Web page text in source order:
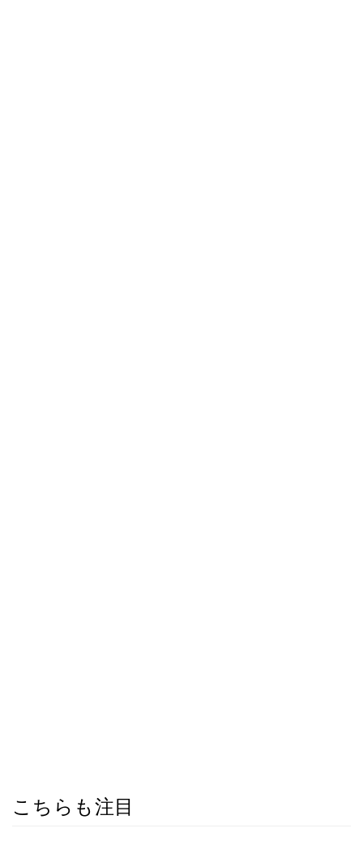
こちらも注目